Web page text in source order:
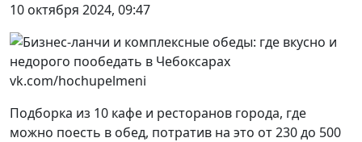
10 октября 2024, 09:47
vk.com/hochupelmeni
Подборка из 10 кафе и ресторанов города, где
можно поесть в обед, потратив на это от 230 до 500